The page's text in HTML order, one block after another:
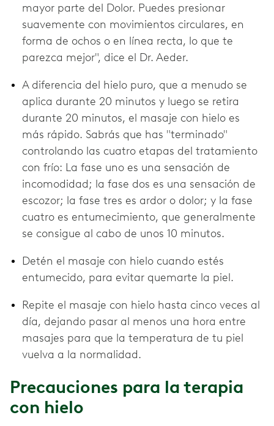
mayor parte del Dolor. Puedes presionar
suavemente con movimientos circulares, en
forma de ochos o en línea recta, lo que te
parezca mejor", dice el Dr. Aeder.
A diferencia del hielo puro, que a menudo se
aplica durante 20 minutos y luego se retira
durante 20 minutos, el masaje con hielo es
más rápido. Sabrás que has "terminado"
controlando las cuatro etapas del tratamiento
con frío: La fase uno es una sensación de
incomodidad; la fase dos es una sensación de
escozor; la fase tres es ardor o dolor; y la fase
cuatro es entumecimiento, que generalmente
se consigue al cabo de unos 10 minutos.
Detén el masaje con hielo cuando estés
entumecido, para evitar quemarte la piel.
Repite el masaje con hielo hasta cinco veces al
día, dejando pasar al menos una hora entre
masajes para que la temperatura de tu piel
vuelva a la normalidad.
Precauciones para la terapia
con hielo